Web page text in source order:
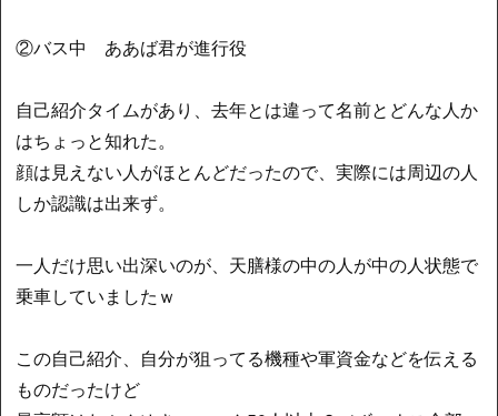
②バス中 ああば君が進行役
自己紹介タイムがあり、去年とは違って名前とどんな人か
はちょっと知れた。
顔は見えない人がほとんどだったので、実際には周辺の人
しか認識は出来ず。
一人だけ思い出深いのが、天膳様の中の人が中の人状態で
乗車していましたｗ
この自己紹介、自分が狙ってる機種や軍資金などを伝える
ものだったけど